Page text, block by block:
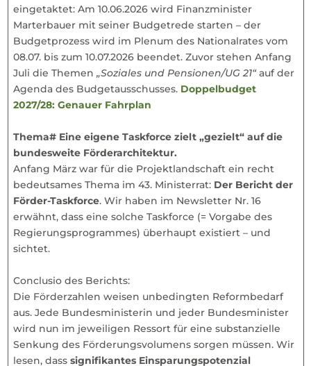
eingetaktet: Am 10.06.2026 wird Finanzminister
Marterbauer mit seiner Budgetrede starten – der
Budgetprozess wird im Plenum des Nationalrates vom
08.07. bis zum 10.07.2026 beendet. Zuvor stehen Anfang
Juli die Themen „Soziales und Pensionen/UG 21“auf der
Agenda des Budgetausschusses. Doppelbudget
2027/28: Genauer Fahrplan
Thema# Eine eigene Taskforce zielt „gezielt“ auf die
bundesweite Förderarchitektur.
Anfang März war für die Projektlandschaft ein recht
bedeutsames Thema im 43. Ministerrat: Der Bericht der
Förder-Taskforce. Wir haben im Newsletter Nr. 16
erwähnt, dass eine solche Taskforce (= Vorgabe des
Regierungsprogrammes) überhaupt existiert – und
sichtet.
Conclusio des Berichts:
Die Förderzahlen weisen unbedingten Reformbedarf
aus. Jede Bundesministerin und jeder Bundesminister
wird nun im jeweiligen Ressort für eine substanzielle
Senkung des Förderungsvolumens sorgen müssen. Wir
lesen, dass signifikantes Einsparungspotenzial